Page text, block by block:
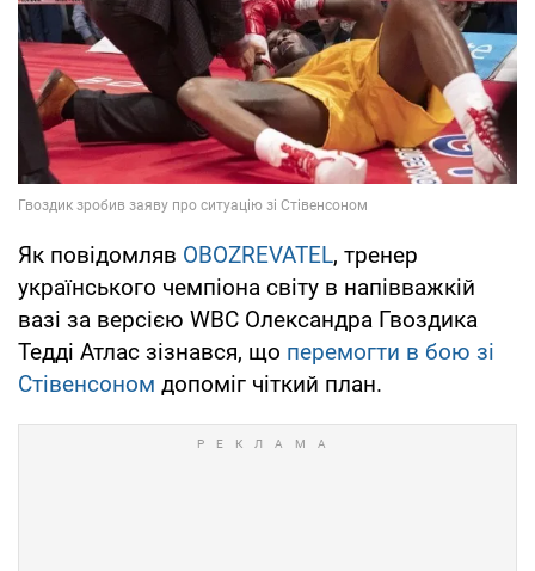
Як повідомляв OBOZREVATEL, тренер
українського чемпіона світу в напівважкій
вазі за версією WBC Олександра Гвоздика
Тедді Атлас зізнався, що перемогти в бою зі
Стівенсоном допоміг чіткий план.